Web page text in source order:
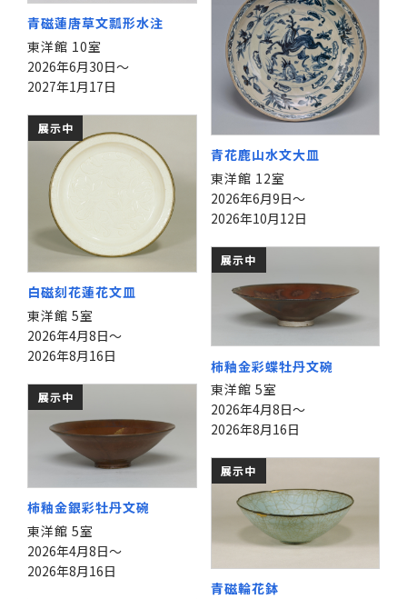
青磁蓮唐草文瓢形水注
東洋館 10室
2026年6月30日～
2027年1月17日
青花鹿山水文大皿
東洋館 12室
2026年6月9日～
2026年10月12日
展示中
白磁刻花蓮花文皿
東洋館 5室
2026年4月8日～
2026年8月16日
展示中
柿釉金彩蝶牡丹文碗
東洋館 5室
2026年4月8日～
2026年8月16日
展示中
柿釉金銀彩牡丹文碗
東洋館 5室
2026年4月8日～
2026年8月16日
展示中
青磁輪花鉢